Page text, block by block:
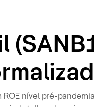
nível pré-